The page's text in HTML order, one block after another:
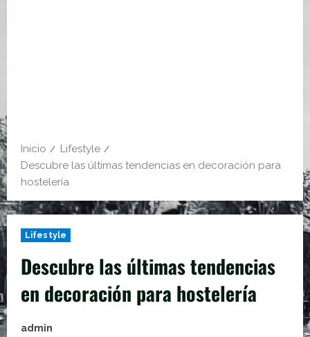
Inicio
Lifestyle
Descubre las últimas tendencias en decoración para
hostelería
Lifestyle
Descubre las últimas tendencias
en decoración para hostelería
admin